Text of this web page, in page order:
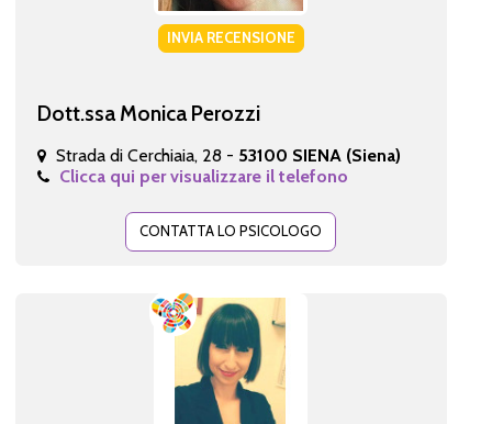
INVIA RECENSIONE
Dott.ssa Monica Perozzi
Strada di Cerchiaia, 28 - 53100 SIENA (Siena)
Clicca qui per visualizzare il telefono
CONTATTA LO PSICOLOGO